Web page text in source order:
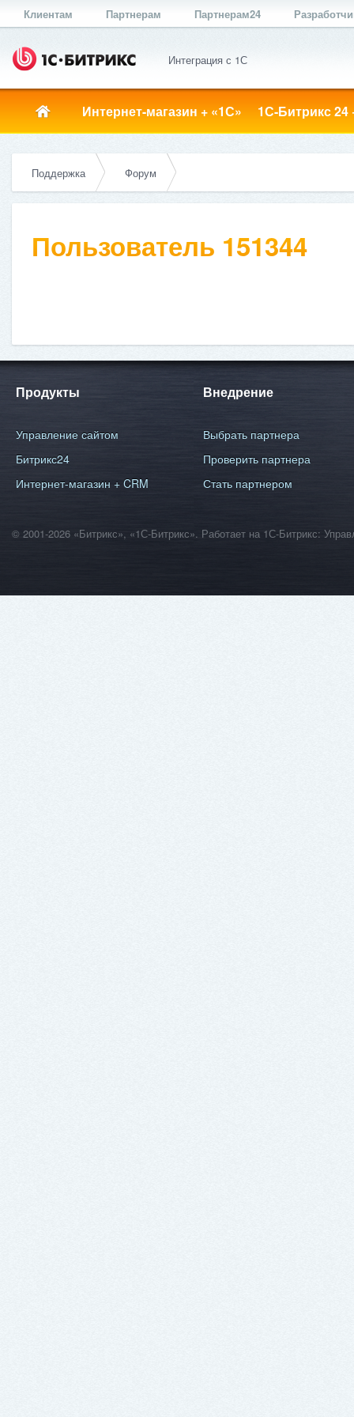
Клиентам Партнерам Партнерам24
Интеграция с 1С
Интернет-магазин + «1С» 1С-Битрикс 24
Поддержка Форум
Пользователь 151344
Продукты
Управление сайтом
Битрикс24
Интернет-магазин + CRM
Внедрение
Выбрать партнера
Проверить партнера
Стать партнером
© 2001-2026 «Битрикс», «1С-Битрикс». Работает на 1С-Битрикс: